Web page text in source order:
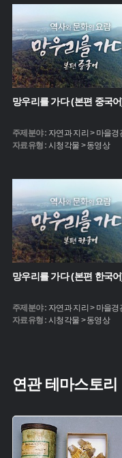
망우리를 가다 (본편 중국
주제분야 : 자연과 지리 > 마을경
자료유형 : 시청각물 > 동영상
망우리를 가다 (본편 한국
주제분야 : 자연과 지리 > 마을경
자료유형 : 시청각물 > 동영상
연관 테마스토리